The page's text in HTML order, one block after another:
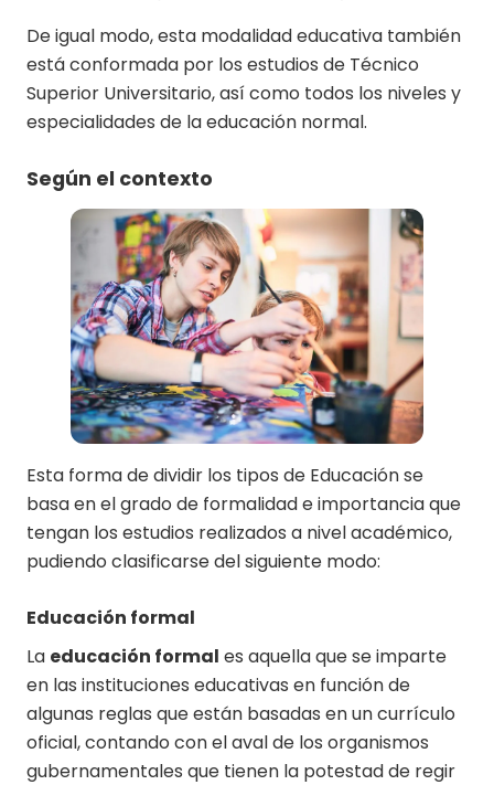
De igual modo, esta modalidad educativa también
está conformada por los estudios de Técnico
Superior Universitario, así como todos los niveles y
especialidades de la educación normal.
Según el contexto
Esta forma de dividir los tipos de Educación se
basa en el grado de formalidad e importancia que
tengan los estudios realizados a nivel académico,
pudiendo clasificarse del siguiente modo:
Educación formal
La educación formal es aquella que se imparte
en las instituciones educativas en función de
algunas reglas que están basadas en un currículo
oficial, contando con el aval de los organismos
gubernamentales que tienen la potestad de regir